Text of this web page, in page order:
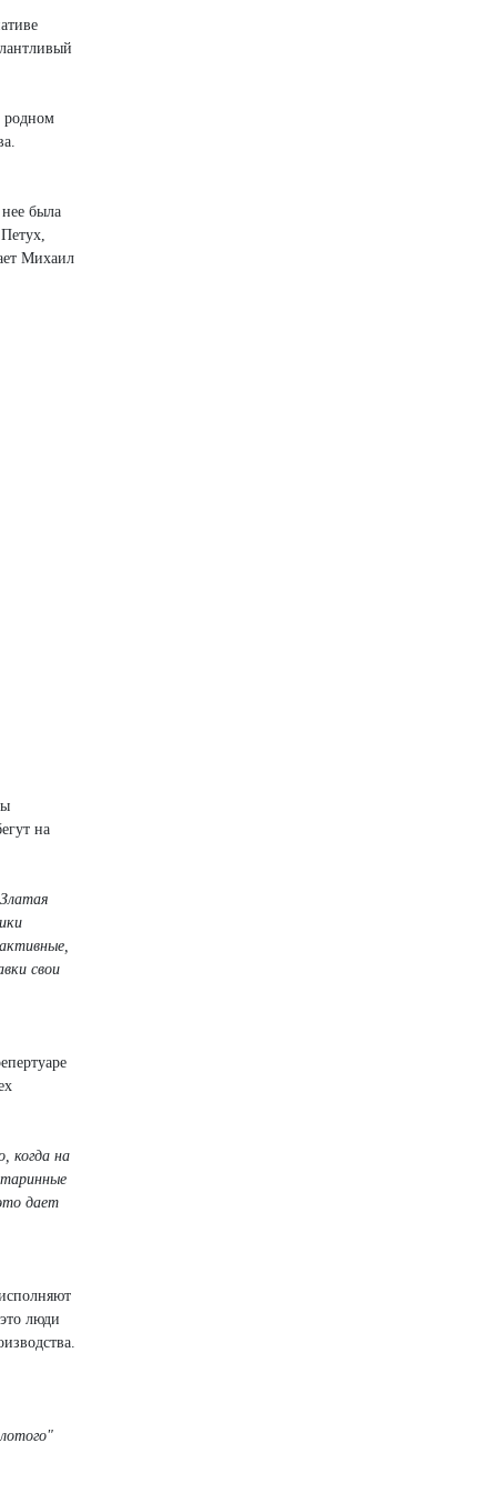
родном
была
Михаил
на
свои
когда на
дает
люди